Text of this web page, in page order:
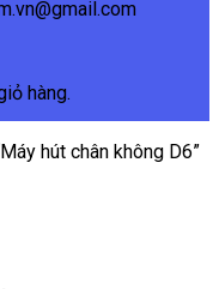
hàng.
hút chân không D6”